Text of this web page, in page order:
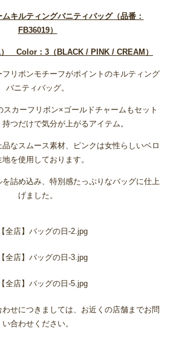
ムキルティングバニティバッグ（品番：
FB36019）
） Color ：3 （BLACK / PINK / CREAM ）
リボンモチーフがポイントのキルティング
バニティバッグ。
スカーフリボン×ゴールドチャームもセット
つだけで気分が上がるアイテム。
なスムース素材、ピンクは女性らしいベロ
地を使用しております。
詰め込み、特別感たっぷりなバッグに仕上
げました。
せにつきましては、お近くの店舗までお問
い合わせください。